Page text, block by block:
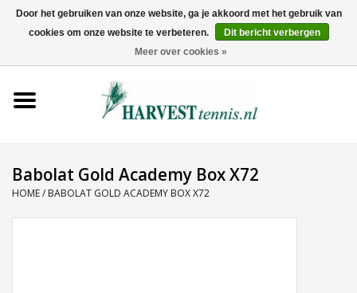
0 Artikelen - €0,00
Tenniskleding
Babolat Gold Academy Box X72
HOME/ BABOLAT GOLD ACADEMY BOX X72
Door het gebruiken van onze website, ga je akkoord met het gebruik van
cookies om onze website te verbeteren.
Dit bericht verbergen
Meer over cookies »